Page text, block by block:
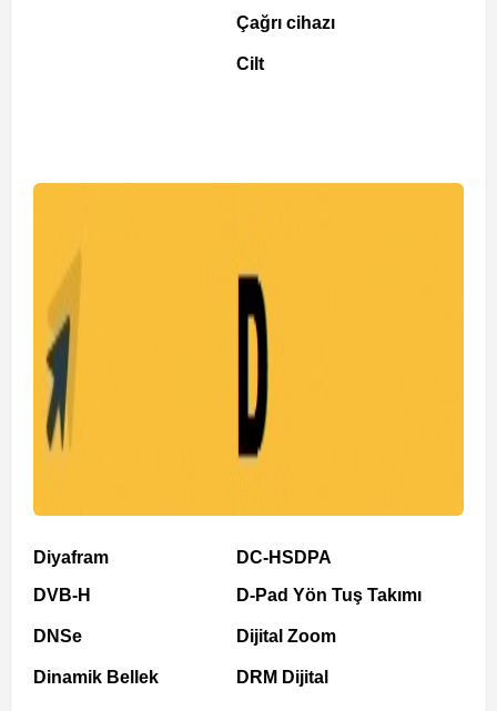
Çağrı cihazı
Cilt
Diyafram
DVB-H
DNSe
Dinamik Bellek
DC-HSDPA
D-Pad Yön Tuş Takımı
Dijital Zoom
DRM Dijital